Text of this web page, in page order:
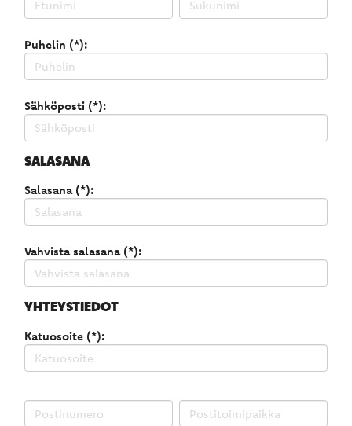
Puhelin (*):
Sähköposti (*):
SALASANA
Salasana (*):
Vahvista salasana (*):
YHTEYSTIEDOT
Katuosoite (*):